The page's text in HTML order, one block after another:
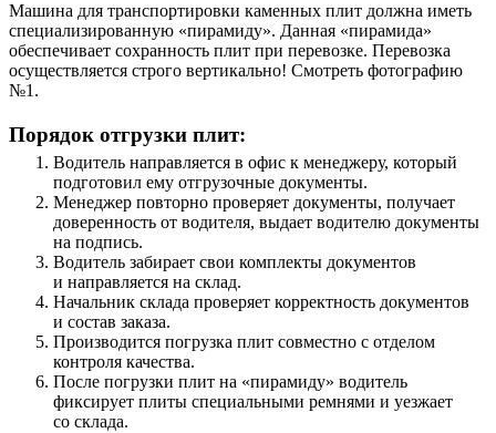
Машина для транспортировки каменных плит должна иметь
специализированную «пирамиду». Данная «пирамида»
обеспечивает сохранность плит при перевозке. Перевозка
осуществляется строго вертикально! Смотреть фотографию
№1.
Порядок отгрузки плит:
Водитель направляется в офис к менеджеру, который
подготовил ему отгрузочные документы.
Менеджер повторно проверяет документы, получает
доверенность от водителя, выдает водителю документы
на подпись.
Водитель забирает свои комплекты документов
и направляется на склад.
Начальник склада проверяет корректность документов
и состав заказа.
Производится погрузка плит совместно с отделом
контроля качества.
После погрузки плит на «пирамиду» водитель
фиксирует плиты специальными ремнями и уезжает
со склада.